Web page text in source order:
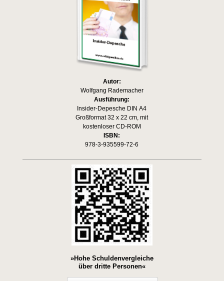
Autor:
Wolfgang Rademacher
Ausführung:
Insider-Depesche DIN A4
Großformat 32 x 22 cm, mit
kostenloser CD-ROM
ISBN:
978-3-935599-72-6
»Hohe Schuldenvergleiche
über dritte Personen«